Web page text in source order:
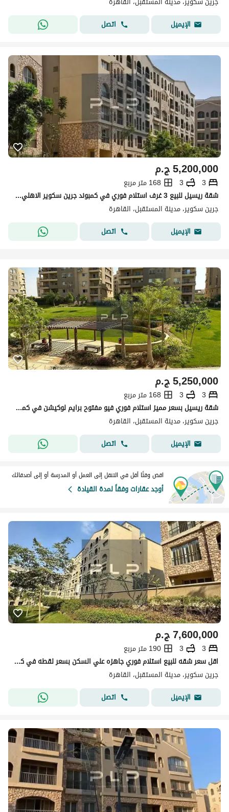
الإيميل
اتصل
ج.م5,200,000
3
3
168 متر مربع
شقة ريسيل للبيع 3 غرف استلام فوري في كمبوند جرين سكوير الاهلي صبور القاهرة الجديدة باقل سعر في السوق
جرين سكوير، مدينة المستقبل، القاهرة
الإيميل
اتصل
ج.م5,250,000
3
3
168 متر مربع
شقة ريسيل بسعر مميز استلام فوري فيو مفتوح برايم لوكيشن في كمبوند جرين سكوير - الاهلي صبور
جرين سكوير، مدينة المستقبل، القاهرة
الإيميل
اتصل
اقض وقتًا أقل في التنقل إلى العمل أو المدرسة أو إلى أصدقائك
أوجد عقارات وفقاً لمدة القيادة
ج.م7,600,000
3
3
190 متر مربع
اقل سعر شقه للبيع استلام فوري جاهزه علي السكن بسعر لقطه في كمبوند جرين سكوير الاهلي صبور - المستقبل سيتي
جرين سكوير، مدينة المستقبل، القاهرة
الإيميل
اتصل